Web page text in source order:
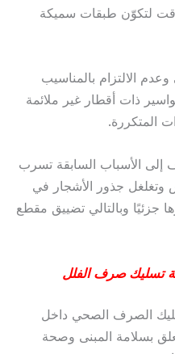
لتكوّن طبقات سميكة
الالتزام بالمناسيب
ذات أقطار غير ملائمة
المتكررة.
إلى الأسباب السابقة تسرب
وتغلغل جذور الأشجار في
جزئيًا وبالتالي تضييق مقطع
تسليك صرف الفلل
الصرف الصحي داخل
بسلامة المبنى وصحة